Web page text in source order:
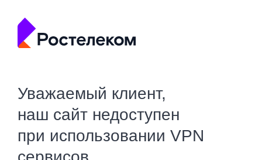
Уважаемый клиент,
наш сайт недоступен
при использовании VPN